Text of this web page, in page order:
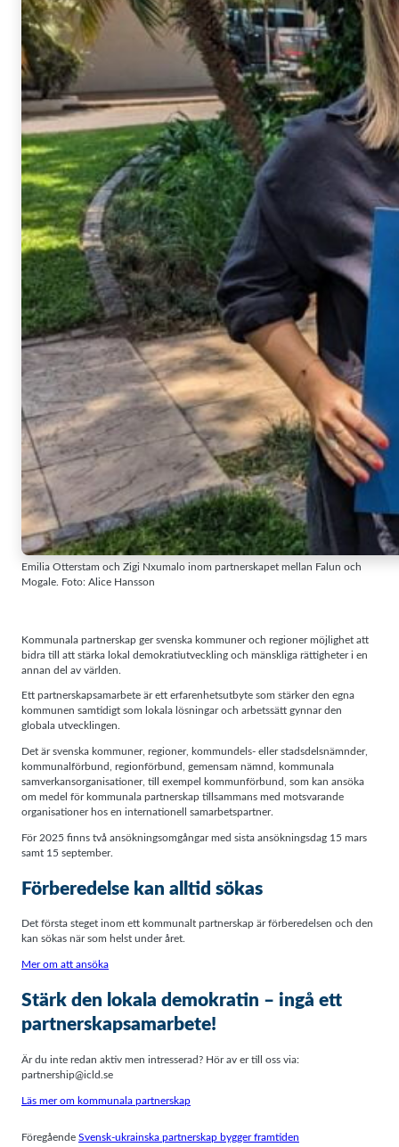
Emilia Otterstam och Zigi Nxumalo inom partnerskapet mellan Falun och
Mogale. Foto: Alice Hansson
Kommunala partnerskap ger svenska kommuner och regioner möjlighet att
bidra till att stärka lokal demokratiutveckling och mänskliga rättigheter i en
annan del av världen.
Ett partnerskapsamarbete är ett erfarenhetsutbyte som stärker den egna
kommunen samtidigt som lokala lösningar och arbetssätt gynnar den
globala utvecklingen.
Det är svenska kommuner, regioner, kommundels- eller stadsdelsnämnder,
kommunalförbund, regionförbund, gemensam nämnd, kommunala
samverkansorganisationer, till exempel kommunförbund, som kan ansöka
om medel för kommunala partnerskap tillsammans med motsvarande
organisationer hos en internationell samarbetspartner.
För 2025 finns två ansökningsomgångar med sista ansökningsdag 15 mars
samt 15 september.
Förberedelse kan alltid sökas
Det första steget inom ett kommunalt partnerskap är förberedelsen och den
kan sökas när som helst under året.
Mer om att ansöka
Stärk den lokala demokratin – ingå ett
partnerskapsamarbete!
Är du inte redan aktiv men intresserad? Hör av er till oss via:
partnership@icld.se
Läs mer om kommunala partnerskap
Föregående Svensk-ukrainska partnerskap bygger framtiden